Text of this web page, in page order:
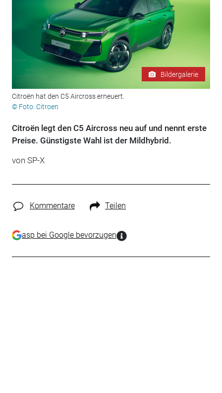
Bildergalerie
Citroën hat den C5 Aircross erneuert.
© Foto: Citroen
Citroën legt den C5 Aircross neu auf und nennt erste
Preise. Günstigste Wahl ist der Mildhybrid.
von SP-X
Kommentare Teilen
asp bei Google bevorzugen